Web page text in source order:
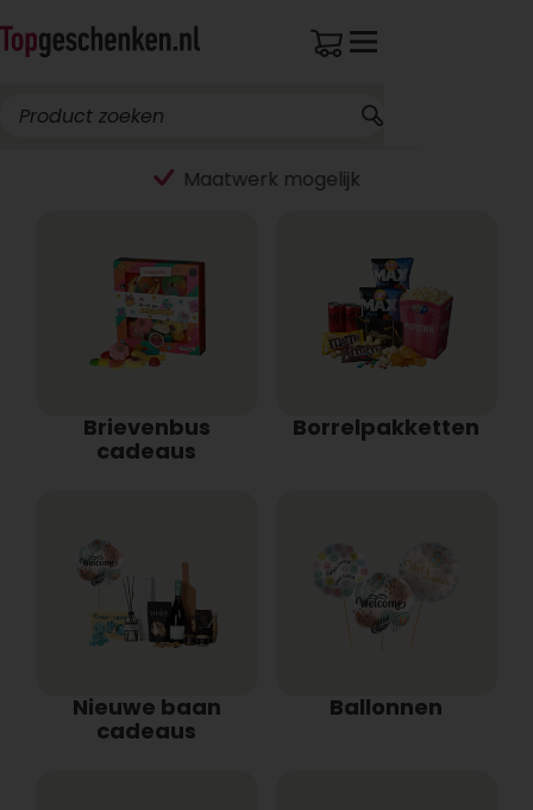
Brievenbus
cadeaus
Borrelpakketten
Nieuwe baan
cadeaus
Ballonnen